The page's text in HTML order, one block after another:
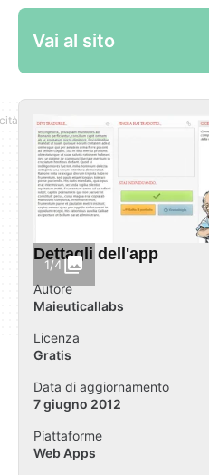
Vai al sito
1/4
Dettagli dell'app
Autore
Maieuticallabs
Licenza
Gratis
Data di aggiornamento
7 giugno 2012
Piattaforme
Web Apps